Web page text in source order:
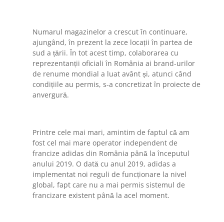
Numarul magazinelor a crescut în continuare,
ajungând, în prezent la zece locații în partea de
sud a țării. În tot acest timp, colaborarea cu
reprezentanții oficiali în România ai brand-urilor
de renume mondial a luat avânt și, atunci când
condițiile au permis, s-a concretizat în proiecte de
anvergură.
Printre cele mai mari, amintim de faptul că am
fost cel mai mare operator independent de
francize adidas din România până la începutul
anului 2019. O dată cu anul 2019, adidas a
implementat noi reguli de funcționare la nivel
global, fapt care nu a mai permis sistemul de
francizare existent până la acel moment.